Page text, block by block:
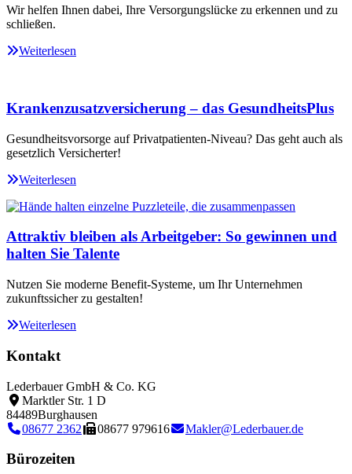
Wir helfen Ihnen dabei, Ihre Versorgungslücke zu erkennen und zu
schließen.
Weiterlesen
Krankenzusatzversicherung – das GesundheitsPlus
Gesundheitsvorsorge auf Privatpatienten-Niveau? Das geht auch als
gesetzlich Versicherter!
Weiterlesen
Attraktiv bleiben als Arbeitgeber: So gewinnen und
halten Sie Talente
Nutzen Sie moderne Benefit-Systeme, um Ihr Unternehmen
zukunftssicher zu gestalten!
Weiterlesen
Kontakt
Lederbauer GmbH & Co. KG
Marktler Str. 1 D
84489Burghausen
08677 2362
08677 979616 Makler@Lederbauer.de
Bürozeiten